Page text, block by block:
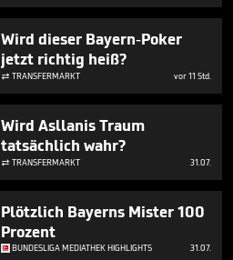
Wird dieser Bayern-Poker
jetzt richtig heiß?
 TRANSFERMARKT vor 11 Std.
Wird Asllanis Traum
tatsächlich wahr?
 TRANSFERMARKT 31.07.
Plötzlich Bayerns Mister 100
Prozent
BUNDESLIGA MEDIATHEK HIGHLIGHTS 31.07.